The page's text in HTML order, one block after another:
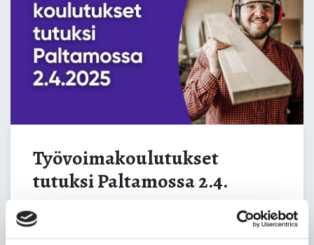
Työvoimakoulutukset
tutuksi Paltamossa 2.4.
Työvoimakoulutukset tutuksi Paltamossa -tilaisuus
järjestetään keskiviikkona 2.4.2025 klo 12-14